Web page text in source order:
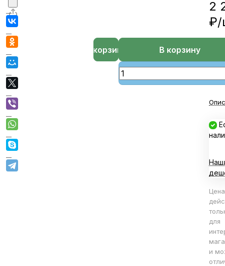
2
₽/
В корзину
В корзине
Цена
для
и